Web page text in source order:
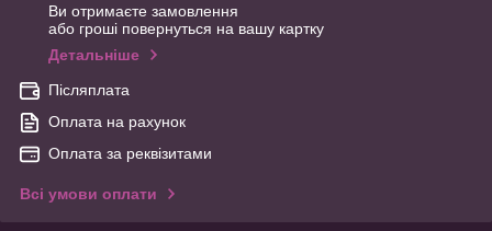
Ви отримаєте замовлення
або гроші повернуться на вашу картку
Детальніше
Післяплата
Оплата на рахунок
Оплата за реквізитами
Всі умови оплати